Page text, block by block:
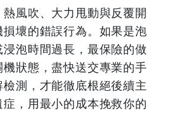
風吹、大力甩動與反覆開
壞的錯誤行為。如果是泡
泡時間過長，最保險的做
狀態，盡快送交專業的手
測，才能徹底根絕後續主
，用最小的成本挽救你的